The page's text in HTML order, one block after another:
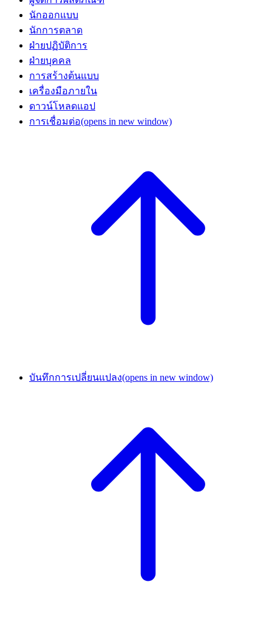
นักออกแบบ
นักการตลาด
ฝ่ายปฏิบัติการ
ฝ่ายบุคคล
การสร้างต้นแบบ
เครื่องมือภายใน
ดาวน์โหลดแอป
การเชื่อมต่อ(opens in new window)
บันทึกการเปลี่ยนแปลง(opens in new window)